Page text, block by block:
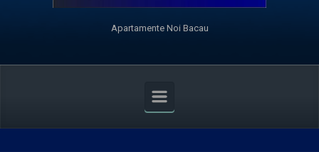
Apartamente Noi Bacau